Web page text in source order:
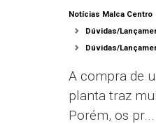
Notícias Malca Centro
Dúvidas/
Dúvidas/
A compra de
planta traz
Porém, os pr...